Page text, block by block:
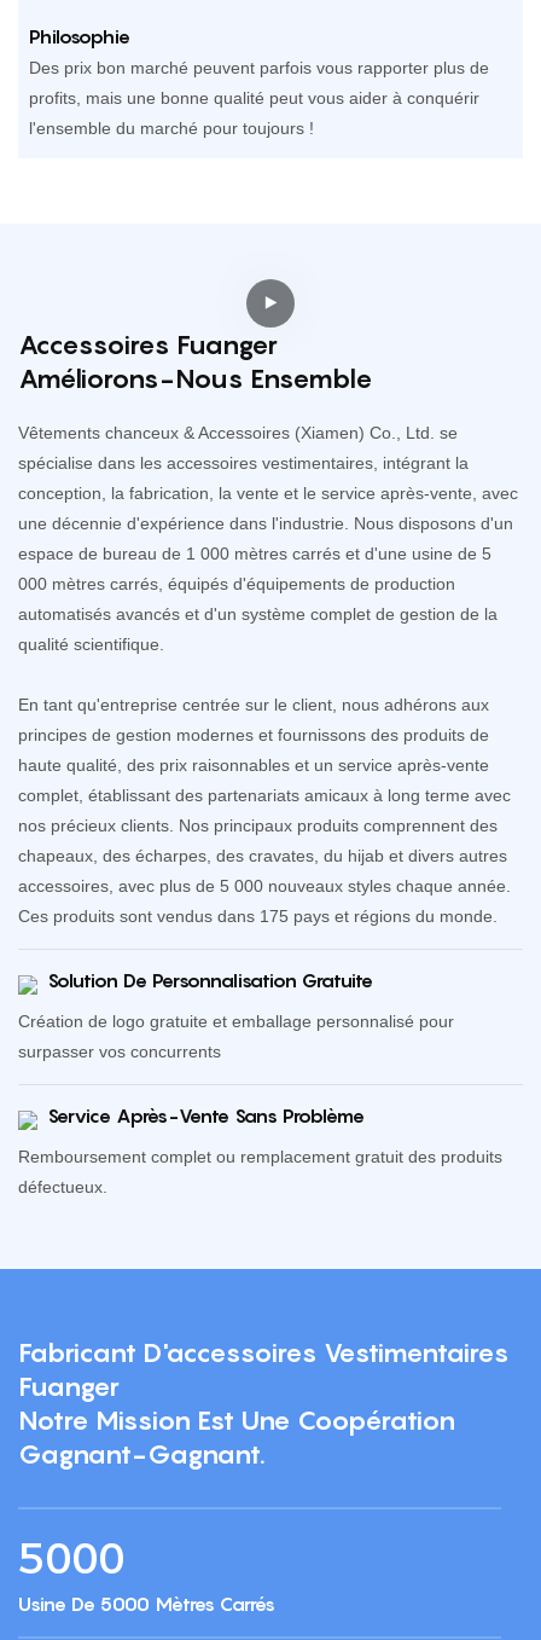
Philosophie
Des prix bon marché peuvent parfois vous rapporter plus de
profits, mais une bonne qualité peut vous aider à conquérir
l'ensemble du marché pour toujours !
Accessoires Fuanger
Améliorons-Nous Ensemble
Vêtements chanceux & Accessoires (Xiamen) Co., Ltd. se
spécialise dans les accessoires vestimentaires, intégrant la
conception, la fabrication, la vente et le service après-vente, avec
une décennie d'expérience dans l'industrie. Nous disposons d'un
espace de bureau de 1 000 mètres carrés et d'une usine de 5
000 mètres carrés, équipés d'équipements de production
automatisés avancés et d'un système complet de gestion de la
qualité scientifique.
En tant qu'entreprise centrée sur le client, nous adhérons aux
principes de gestion modernes et fournissons des produits de
haute qualité, des prix raisonnables et un service après-vente
complet, établissant des partenariats amicaux à long terme avec
nos précieux clients. Nos principaux produits comprennent des
chapeaux, des écharpes, des cravates, du hijab et divers autres
accessoires, avec plus de 5 000 nouveaux styles chaque année.
Ces produits sont vendus dans 175 pays et régions du monde.
Solution De Personnalisation Gratuite
Création de logo gratuite et emballage personnalisé pour
surpasser vos concurrents
Service Après-Vente Sans Problème
Remboursement complet ou remplacement gratuit des produits
défectueux.
Fabricant D'accessoires Vestimentaires
Fuanger
Notre Mission Est Une Coopération
Gagnant-Gagnant.
5000
Usine De 5000 Mètres Carrés